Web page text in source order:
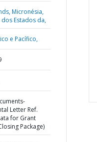
Micronésia,
Estados da,
e Pacífico,
Letter Ref.
for Grant
Package)